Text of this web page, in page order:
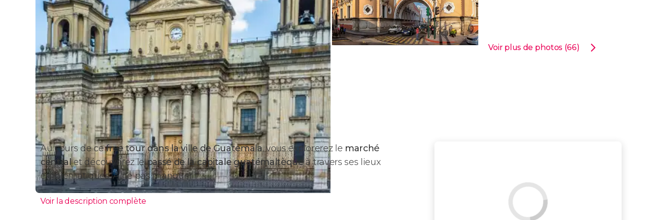
Voir plus de photos (66)
Au cours de cefree tour dans la ville de Guatemala, vous explorerez le marché
centralet découvrirez lepassé de la capitale guatémaltèqueà travers ses lieux
emblématiques. À ne pas manquer !
Voir la description complète